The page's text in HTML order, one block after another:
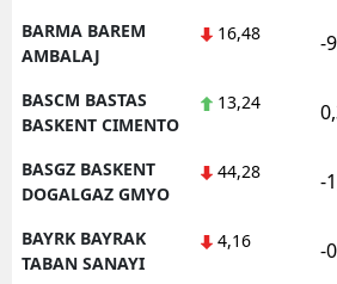
BARMA BAREM
AMBALAJ
16,48 -
BASCM BASTAS
BASKENT CIMENTO
13,24
BASGZ BASKENT
DOGALGAZ GMYO
44,28 -
BAYRK BAYRAK
TABAN SANAYI
4,16 -